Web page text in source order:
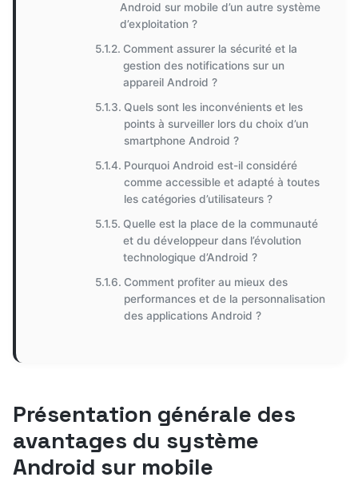
Android sur mobile d’un autre système
d’exploitation ?
Comment assurer la sécurité et la
gestion des notifications sur un
appareil Android ?
Quels sont les inconvénients et les
points à surveiller lors du choix d’un
smartphone Android ?
Pourquoi Android est-il considéré
comme accessible et adapté à toutes
les catégories d’utilisateurs ?
Quelle est la place de la communauté
et du développeur dans l’évolution
technologique d’Android ?
Comment profiter au mieux des
performances et de la personnalisation
des applications Android ?
Présentation générale des
avantages du système
Android sur mobile